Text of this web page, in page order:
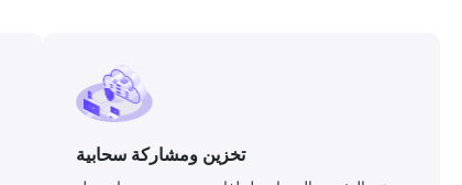
تخزين ومشاركة سحابية